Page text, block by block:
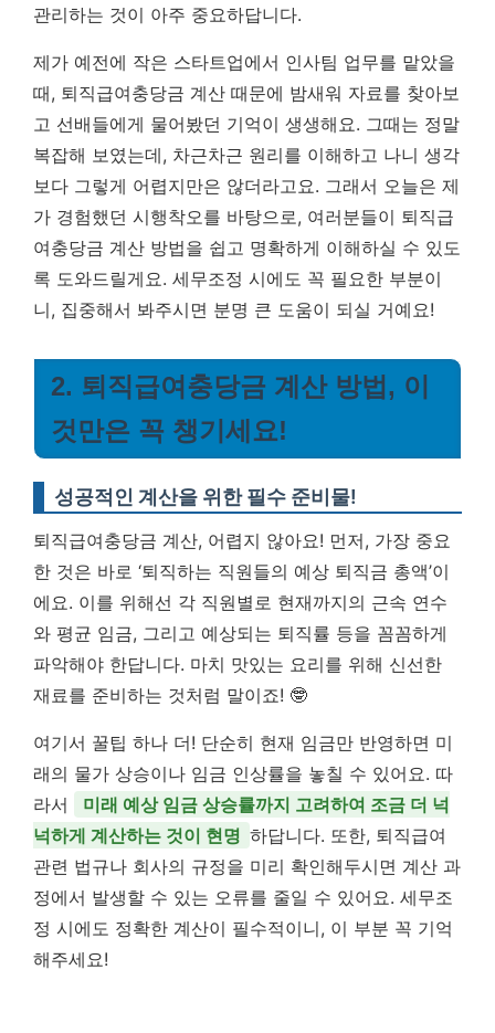
관리하는 것이 아주 중요하답니다.
제가 예전에 작은 스타트업에서 인사팀 업무를 맡았을
때, 퇴직급여충당금 계산 때문에 밤새워 자료를 찾아보
고 선배들에게 물어봤던 기억이 생생해요. 그때는 정말
복잡해 보였는데, 차근차근 원리를 이해하고 나니 생각
보다 그렇게 어렵지만은 않더라고요. 그래서 오늘은 제
가 경험했던 시행착오를 바탕으로, 여러분들이 퇴직급
여충당금 계산 방법을 쉽고 명확하게 이해하실 수 있도
록 도와드릴게요. 세무조정 시에도 꼭 필요한 부분이
니, 집중해서 봐주시면 분명 큰 도움이 되실 거예요!
2. 퇴직급여충당금 계산 방법, 이
것만은 꼭 챙기세요!
성공적인 계산을 위한 필수 준비물!
퇴직급여충당금 계산, 어렵지 않아요! 먼저, 가장 중요
한 것은 바로 ‘퇴직하는 직원들의 예상 퇴직금 총액’이
에요. 이를 위해선 각 직원별로 현재까지의 근속 연수
와 평균 임금, 그리고 예상되는 퇴직률 등을 꼼꼼하게
파악해야 한답니다. 마치 맛있는 요리를 위해 신선한
재료를 준비하는 것처럼 말이죠! 🤓
여기서 꿀팁 하나 더! 단순히 현재 임금만 반영하면 미
래의 물가 상승이나 임금 인상률을 놓칠 수 있어요. 따
라서
미래 예상 임금 상승률까지 고려하여 조금 더 넉
넉하게 계산하는 것이 현명 하답니다. 또한, 퇴직급여
관련 법규나 회사의 규정을 미리 확인해두시면 계산 과
정에서 발생할 수 있는 오류를 줄일 수 있어요. 세무조
정 시에도 정확한 계산이 필수적이니, 이 부분 꼭 기억
해주세요!